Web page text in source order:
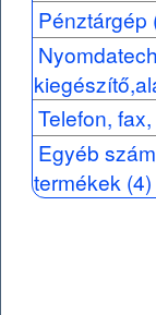
Pénztárgép
Telefon,
Egyéb
termékek (4)